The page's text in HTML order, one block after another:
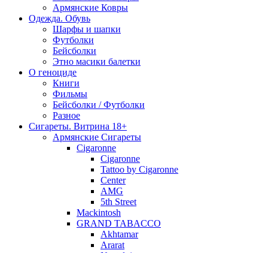
Армянские Ковры
Одежда. Обувь
Шарфы и шапки
Футболки
Бейсболки
Этно масики балетки
О геноциде
Книги
Фильмы
Бейсболки / Футболки
Разное
Сигареты. Витрина 18+
Армянские Сигареты
Cigaronne
Cigaronne
Tattoo by Cigaronne
Center
AMG
5th Street
Mackintosh
GRAND TABACCO
Akhtamar
Ararat